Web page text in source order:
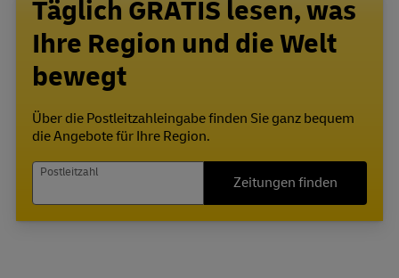
Täglich GRATIS lesen, was
Ihre Region und die Welt
bewegt
Über die Postleitzahleingabe finden Sie ganz bequem
die Angebote für Ihre Region.
Postleitzahl
Zeitungen finden